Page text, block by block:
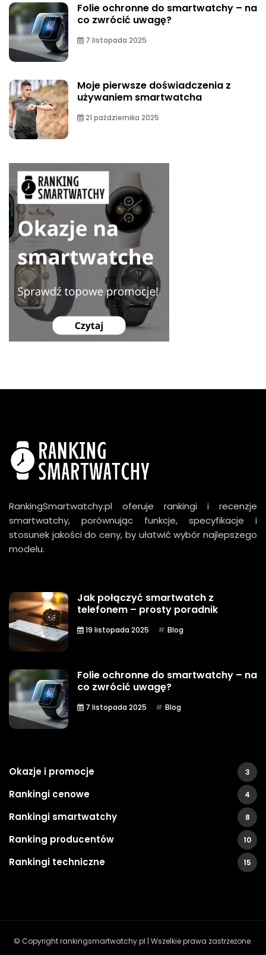
Folie ochronne do smartwatchy – na
co zwrócić uwagę?
7 listopada 2025
Moje pierwsze doświadczenia z
używaniem smartwatcha
21 października 2025
RankingSmartwatchy.pl oferuje rankingi i recenzje
smartwatchy, porównując funkcje, specyfikacje i
stosunek jakości do ceny, by ułatwić wybór najlepszego
modelu.
Jak połączyć smartwatch z
telefonem – prosty poradnik
19 listopada 2025 Blog
Folie ochronne do smartwatchy – na
co zwrócić uwagę?
7 listopada 2025 Blog
Okazje i promocje 3
Rankingi cenowe 4
Rankingi smartwatchy 8
Ranking producentów 10
Rankingi techniczne 15
© Copyright rankingsmartwatchy.pl | Wszelkie prawa zastrzeżone.